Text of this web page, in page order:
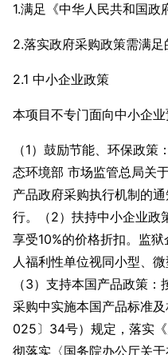
1.满足《中华人民共和国政
2.落实政府采购政策需满足
2.1 中小企业政策
本项目不专门面向中小企业
（1）鼓励节能、环保政
态环境部 市场监管总局关
产品政府采购执行机制的
行。（2）扶持中小企业政
享受10%的价格折扣。监
人福利性单位视同小型、
（3）支持本国产品政策
采购中实施本国产品标准
025〕34号）规定，落实
彻落实〈国务院办公厅关